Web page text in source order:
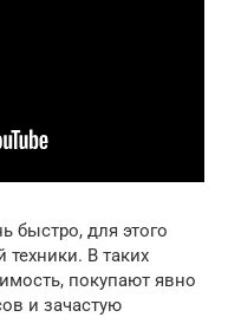
быстро, для этого
техники. В таких
покупают явно
и зачастую